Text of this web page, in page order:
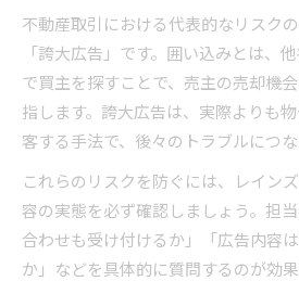
不動産取引における代表的なリスク
「誇大広告」です。囲い込みとは、
で買主を探すことで、売主の売却機
指します。誇大広告は、実際よりも
客する手法で、後々のトラブルにつな
これらのリスクを防ぐには、レイン
容の実態を必ず確認しましょう。担
合わせも受け付けるか」「広告内容
か」などを具体的に質問するのが効